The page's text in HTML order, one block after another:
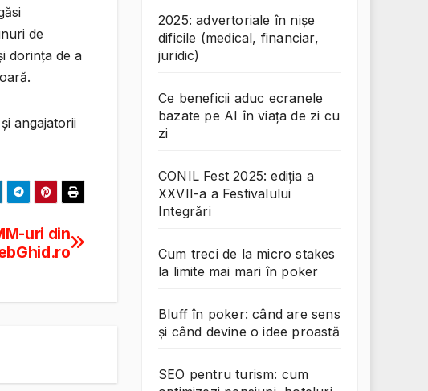
de
dorința de a
angajatorii
uri din
2025: advertoriale în nișe
dificile (medical, financiar,
juridic)
Ce beneficii aduc ecranele
bazate pe AI în viața de zi cu
zi
CONIL Fest 2025: ediția a
XXVII-a a Festivalului
Integrări
Cum treci de la micro stakes
la limite mai mari în poker
Bluff în poker: când are sens
și când devine o idee proastă
SEO pentru turism: cum